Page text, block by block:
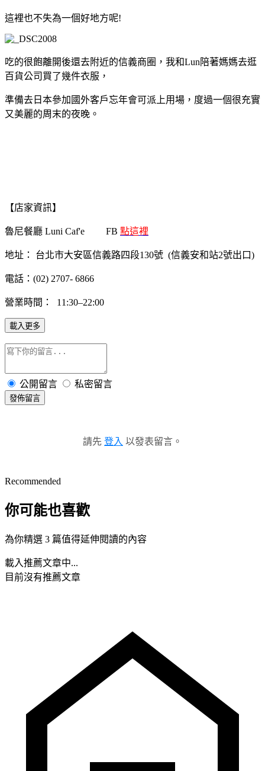
這裡也不失為一個好地方呢!
吃的很飽離開後還去附近的信義商圈 ， 我和Lun陪著媽媽去逛
百貨公司買了幾件衣服 ，
準備去日本參加國外客戶忘年會可派上用場 ，度過一個很充實
又美麗的周末的夜晚 。
【店家資訊】
魯尼餐廳 Luni Caf'e FB 點這裡
地址： 台北市大安區信義路四段130號 (信義安和站2號出口)
電話：(02) 2707- 6866
營業時間： 11:30–22:00
載入更多
公開留言 私密留言
發佈留言
請先 登入 以發表留言。
Recommended
你可能也喜歡
為你精選 3 篇值得延伸閱讀的內容
載入推薦文章中...
目前沒有推薦文章